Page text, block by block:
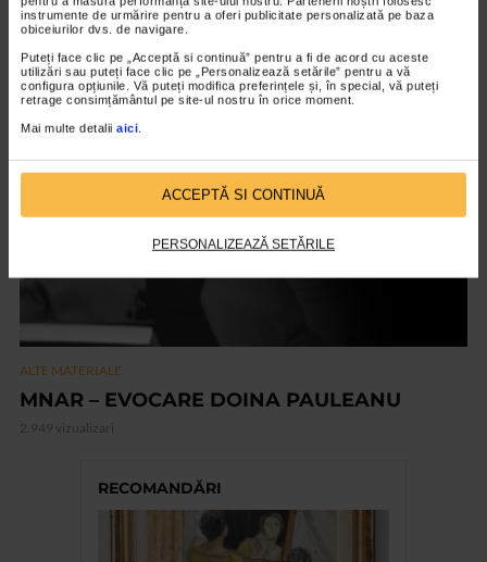
instrumente de urmărire pentru a oferi publicitate personalizată pe baza
obiceiurilor dvs. de navigare.
Puteți face clic pe „Acceptă si continuă” pentru a fi de acord cu aceste
utilizări sau puteți face clic pe „Personalizează setările” pentru a vă
configura opțiunile. Vă puteți modifica preferințele și, în special, vă puteți
retrage consimțământul pe site-ul nostru în orice moment.
Mai multe detalii aici
ACCEPTĂ SI CONTINUĂ
PERSONALIZEAZĂ SETĂRILE
Art Safari 2021 – editia a VIII a
2.845 vizualizari
ALTE MATERIALE
MNAR – EVOCARE DOINA PAULEANU
2.949 vizualizari
RECOMANDĂRI